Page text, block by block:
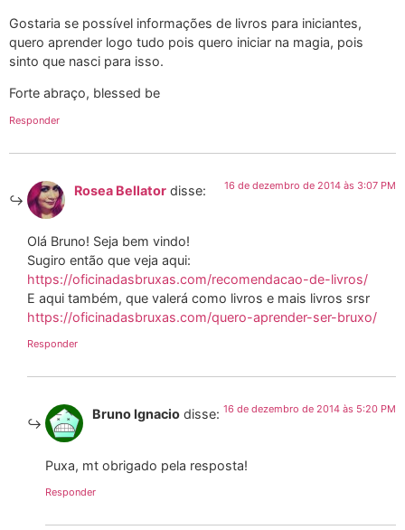
Gostaria se possível informações de livros para iniciantes,
quero aprender logo tudo pois quero iniciar na magia, pois
sinto que nasci para isso.
Forte abraço, blessed be
Responder
Rosea Bellator disse: 16 de dezembro de 2014 às 3:07 PM
Olá Bruno! Seja bem vindo!
Sugiro então que veja aqui:
https://oficinadasbruxas.com/recomendacao-de-livros/
E aqui também, que valerá como livros e mais livros srsr
https://oficinadasbruxas.com/quero-aprender-ser-bruxo/
Responder
Bruno Ignacio disse: 16 de dezembro de 2014 às 5:20 PM
Puxa, mt obrigado pela resposta!
Responder